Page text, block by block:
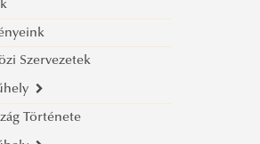
tagok
Szervezetek
Története